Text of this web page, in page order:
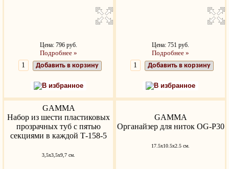
Цена: 796 руб.
Подробнее »
Добавить в корзину
В избранное
Цена: 751 руб.
Подробнее »
Добавить в корзину
В избранное
GAMMA
Набор из шести пластиковых
прозрачных туб с пятью
секциями в каждой Т-158-5
3,5х3,5х9,7 см.
GAMMA
Органайзер для ниток OG-P30
17.5х10.5х2.5 см.